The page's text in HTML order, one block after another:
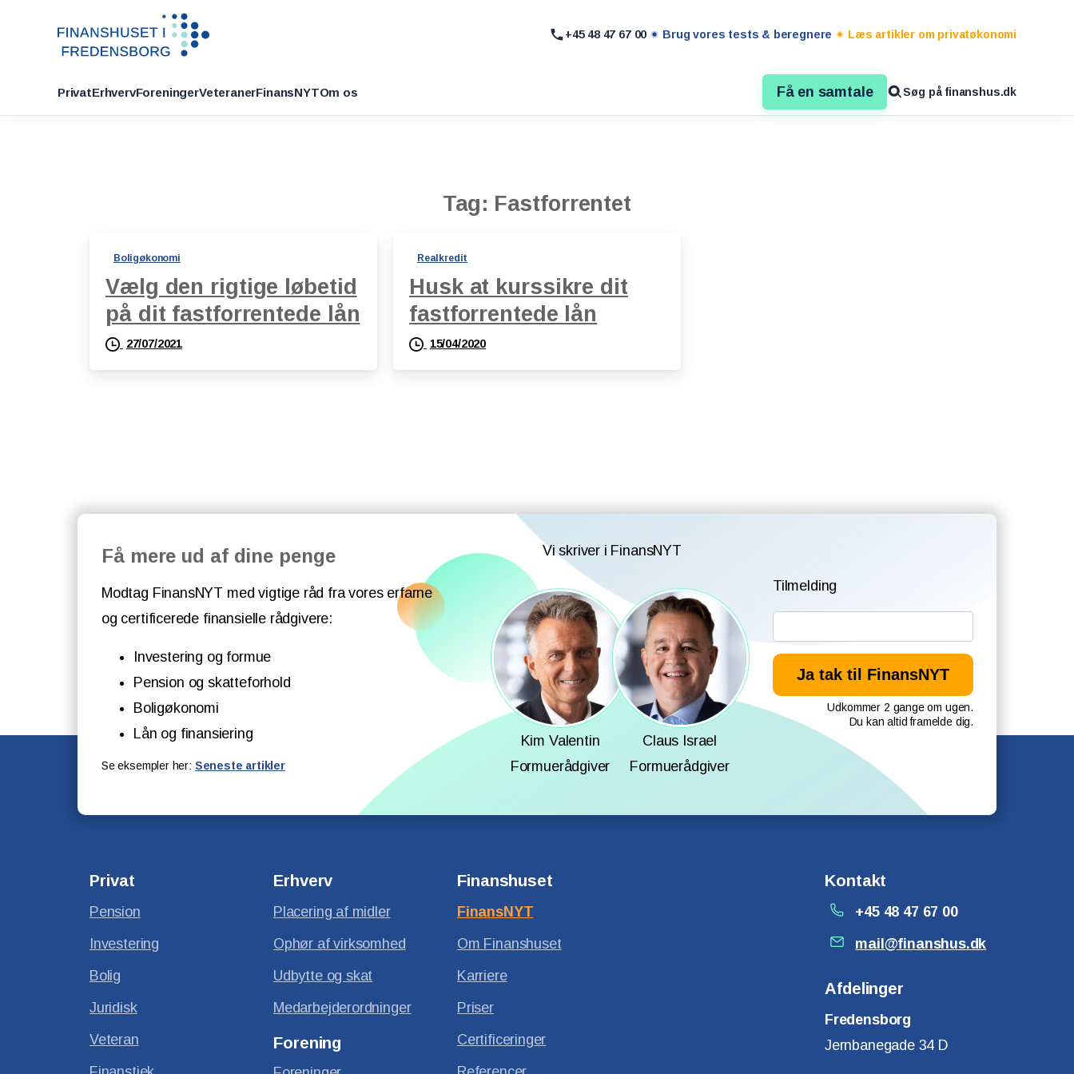
+45 48 47 67 00 Brug vores tests & beregnere Læs artikler om privatøkonomi
PrivatErhvervForeningerVeteranerFinansNYTOm os Få en samtale Søg på finanshus.dk
Tag: Fastforrentet
Boligøkonomi
Vælg den rigtige løbetid
på dit fastforrentede lån
27/07/2021
Realkredit
Husk at kurssikre dit
fastforrentede lån
15/04/2020
Få mere ud af dine penge
Modtag FinansNYT med vigtige råd fra vores erfarne
og certificerede finansielle rådgivere:
Investering og formue
Pension og skatteforhold
Boligøkonomi
Lån og finansiering
Se eksempler her: Seneste artikler
Vi skriver i FinansNYT
Kim Valentin
Formuerådgiver
Claus Israel
Formuerådgiver
Tilmelding
Udkommer 2 gange om ugen.
Du kan altid framelde dig.
Privat
Pension
Investering
Bolig
Juridisk
Veteran
Erhverv
Placering af midler
Ophør af virksomhed
Udbytte og skat
Medarbejderordninger
Forening
Finanshuset
FinansNYT
Om Finanshuset
Karriere
Priser
Certificeringer
Kontakt
+45 48 47 67 00
mail@finanshus.dk
Afdelinger
Fredensborg
Jernbanegade 34 D